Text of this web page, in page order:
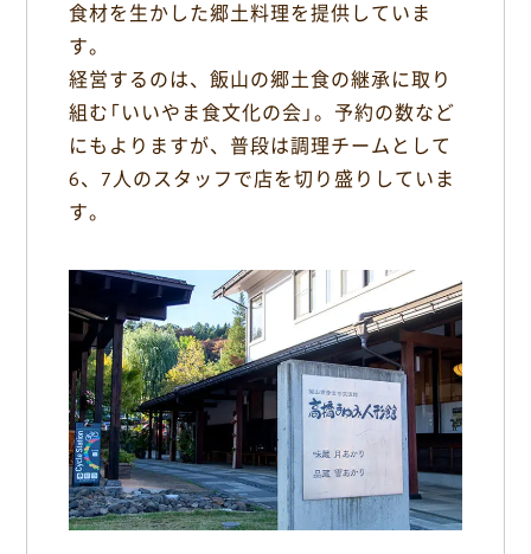
食材を生かした郷土料理を提供していま
す。
経営するのは、飯山の郷土食の継承に取り
組む「いいやま食文化の会」。予約の数など
にもよりますが、普段は調理チームとして
6、7人のスタッフで店を切り盛りしていま
す。